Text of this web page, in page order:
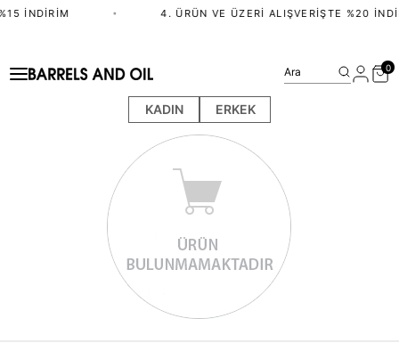
İNDIRIM • 4. ÜRÜN VE ÜZERI ALIŞVERIŞTE %20
KADIN ERKEK
Ara 0